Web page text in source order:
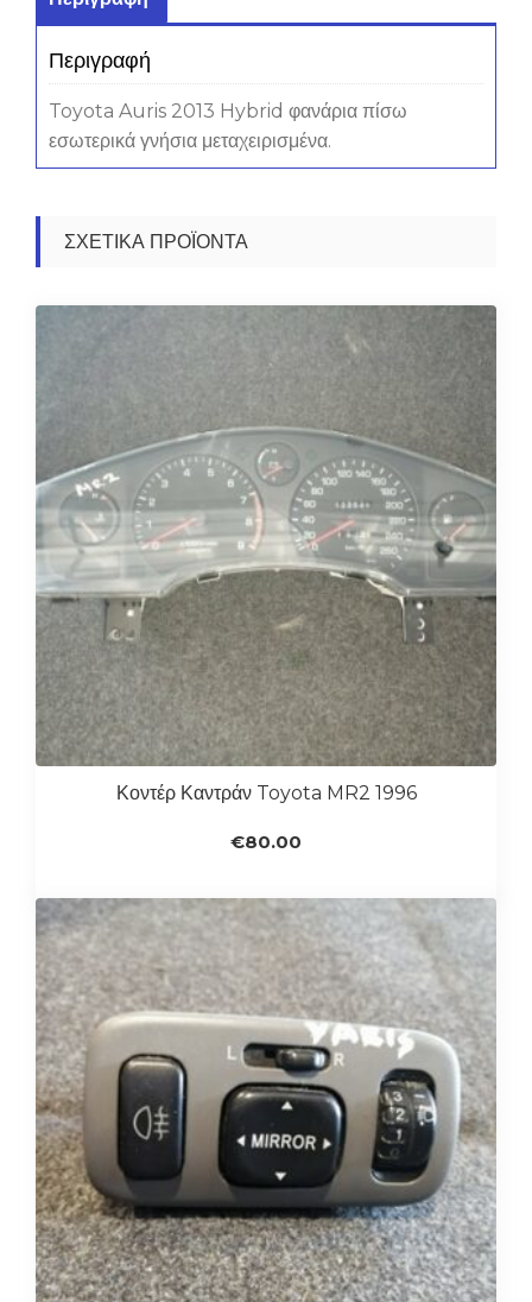
Περιγραφή
Toyota Auris 2013 Hybrid φανάρια πίσω
εσωτερικά γνήσια μεταχειρισμένα.
ΣΧΕΤΙΚΆ ΠΡΟΪΌΝΤΑ
Κοντέρ Καντράν Toyota MR2 1996
€80.00